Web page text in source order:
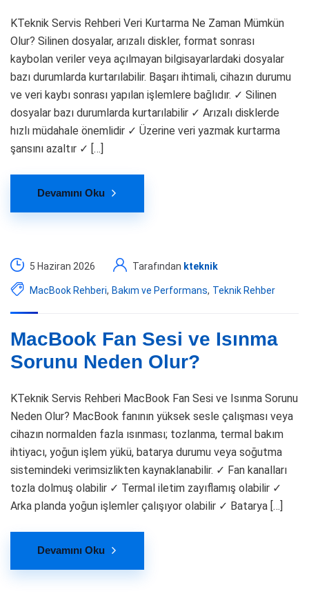
KTeknik Servis Rehberi Veri Kurtarma Ne Zaman Mümkün
Olur? Silinen dosyalar, arızalı diskler, format sonrası
kaybolan veriler veya açılmayan bilgisayarlardaki dosyalar
bazı durumlarda kurtarılabilir. Başarı ihtimali, cihazın durumu
ve veri kaybı sonrası yapılan işlemlere bağlıdır. ✓ Silinen
dosyalar bazı durumlarda kurtarılabilir ✓ Arızalı disklerde
hızlı müdahale önemlidir ✓ Üzerine veri yazmak kurtarma
şansını azaltır ✓ […]
Devamını Oku
5 Haziran 2026 Tarafından kteknik
MacBook Rehberi, Bakım ve Performans, Teknik Rehber
MacBook Fan Sesi ve Isınma
Sorunu Neden Olur?
KTeknik Servis Rehberi MacBook Fan Sesi ve Isınma Sorunu
Neden Olur? MacBook fanının yüksek sesle çalışması veya
cihazın normalden fazla ısınması; tozlanma, termal bakım
ihtiyacı, yoğun işlem yükü, batarya durumu veya soğutma
sistemindeki verimsizlikten kaynaklanabilir. ✓ Fan kanalları
tozla dolmuş olabilir ✓ Termal iletim zayıflamış olabilir ✓
Arka planda yoğun işlemler çalışıyor olabilir ✓ Batarya […]
Devamını Oku